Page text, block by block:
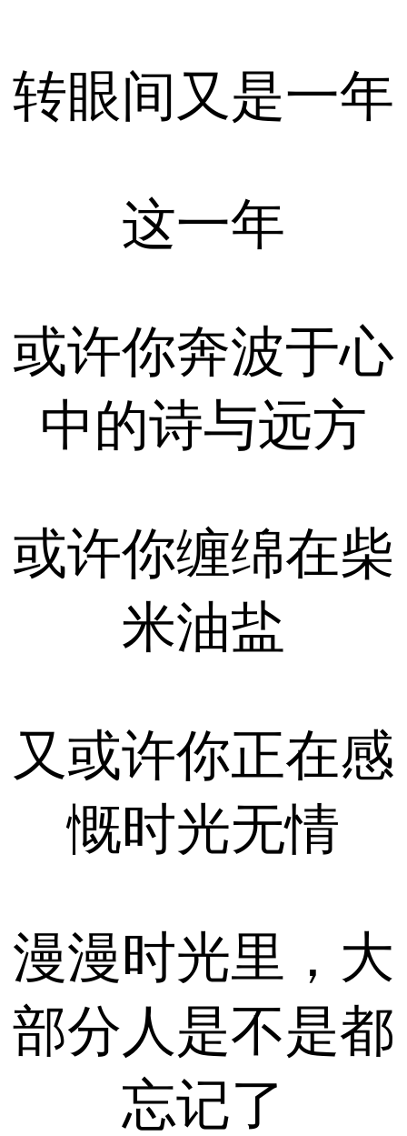
转眼间又是一年
这一年
或许你奔波于心
中的诗与远方
或许你缠绵在柴
米油盐
又或许你正在感
慨时光无情
漫漫时光里，大
部分人是不是都
忘记了